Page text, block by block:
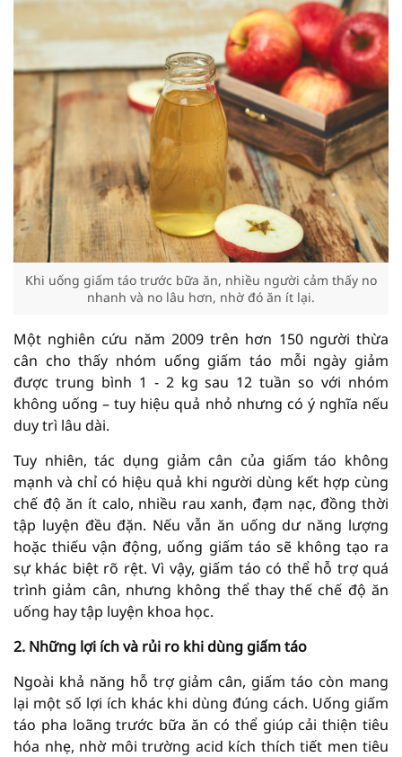
Khi uống giấm táo trước bữa ăn, nhiều người cảm thấy no
nhanh và no lâu hơn, nhờ đó ăn ít lại.
Một nghiên cứu năm 2009 trên hơn 150 người thừa
cân cho thấy nhóm uống giấm táo mỗi ngày giảm
được trung bình 1 - 2 kg sau 12 tuần so với nhóm
không uống – tuy hiệu quả nhỏ nhưng có ý nghĩa nếu
duy trì lâu dài.
Tuy nhiên, tác dụng giảm cân của giấm táo không
mạnh và chỉ có hiệu quả khi người dùng kết hợp cùng
chế độ ăn ít calo, nhiều rau xanh, đạm nạc, đồng thời
tập luyện đều đặn. Nếu vẫn ăn uống dư năng lượng
hoặc thiếu vận động, uống giấm táo sẽ không tạo ra
sự khác biệt rõ rệt. Vì vậy, giấm táo có thể hỗ trợ quá
trình giảm cân, nhưng không thể thay thế chế độ ăn
uống hay tập luyện khoa học.
2. Những lợi ích và rủi ro khi dùng giấm táo
Ngoài khả năng hỗ trợ giảm cân, giấm táo còn mang
lại một số lợi ích khác khi dùng đúng cách. Uống giấm
táo pha loãng trước bữa ăn có thể giúp cải thiện tiêu
hóa nhẹ, nhờ môi trường acid kích thích tiết men tiêu